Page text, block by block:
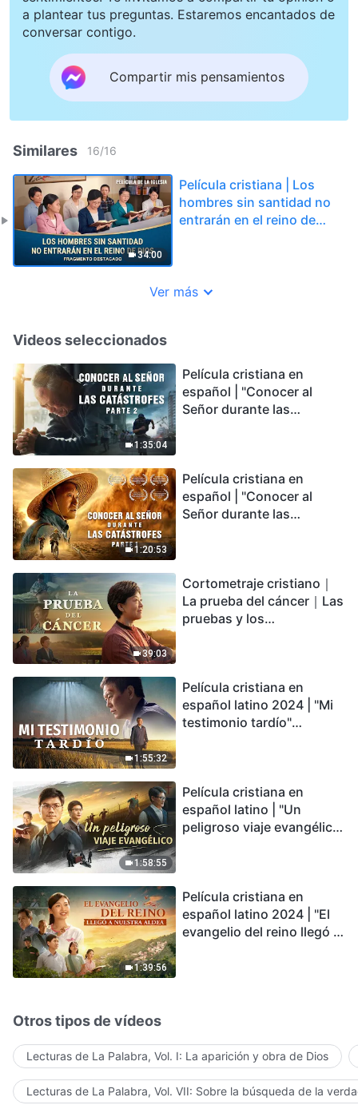
a plantear tus preguntas. Estaremos encantados de
conversar contigo.
Compartir mis pensamientos
Similares 16/16
34:00
Película cristiana | Los
hombres sin santidad no
entrarán en el reino de
Ver más
Videos seleccionados
1:35:04
Película cristiana en
español | "Conocer al
Señor durante las
podemos sobrevivir?
1:20:53
Película cristiana en
español | "Conocer al
Señor durante las
encontrarás refugio?
39:03
Cortometraje cristiano｜
La prueba del cáncer｜Las
pruebas y los
1:55:32
Película cristiana en
español latino 2024 | "Mi
testimonio tardío"
conmovedor
1:58:55
Película cristiana en
español latino | "Un
peligroso viaje evangélico"
1:39:56
Película cristiana en
español latino 2024 | "El
evangelio del reino llegó a
Otros tipos de vídeos
Lecturas de La Palabra, Vol. I: La aparición y obra de Dios
Lecturas de La Palabra, Vol. VII: Sobre la búsqueda de la